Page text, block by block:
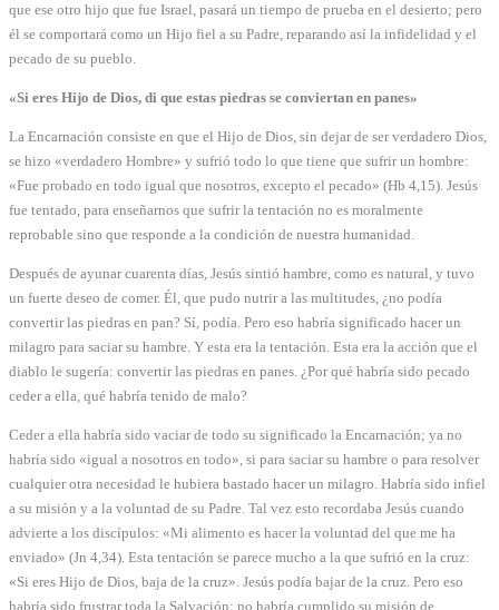
que ese otro hijo que fue Israel, pasará un tiempo de prueba en el desierto; pero
él se comportará como un Hijo fiel a su Padre, reparando así la infidelidad y el
pecado de su pueblo.
«Si eres Hijo de Dios, di que estas piedras se conviertan en panes»
La Encarnación consiste en que el Hijo de Dios, sin dejar de ser verdadero Dios,
se hizo «verdadero Hombre» y sufrió todo lo que tiene que sufrir un hombre:
«Fue probado en todo igual que nosotros, excepto el pecado» (Hb 4,15). Jesús
fue tentado, para enseñarnos que sufrir la tentación no es moralmente
reprobable sino que responde a la condición de nuestra humanidad.
Después de ayunar cuarenta días, Jesús sintió hambre, como es natural, y tuvo
un fuerte deseo de comer. Él, que pudo nutrir a las multitudes, ¿no podía
convertir las piedras en pan? Sí, podía. Pero eso habría significado hacer un
milagro para saciar su hambre. Y esta era la tentación. Esta era la acción que el
diablo le sugería: convertir las piedras en panes. ¿Por qué habría sido pecado
ceder a ella, qué habría tenido de malo?
Ceder a ella habría sido vaciar de todo su significado la Encarnación; ya no
habría sido «igual a nosotros en todo», si para saciar su hambre o para resolver
cualquier otra necesidad le hubiera bastado hacer un milagro. Habría sido infiel
a su misión y a la voluntad de su Padre. Tal vez esto recordaba Jesús cuando
advierte a los discípulos: «Mi alimento es hacer la voluntad del que me ha
enviado» (Jn 4,34). Esta tentación se parece mucho a la que sufrió en la cruz:
«Si eres Hijo de Dios, baja de la cruz». Jesús podía bajar de la cruz. Pero eso
habría sido frustrar toda la Salvación; no habría cumplido su misión de